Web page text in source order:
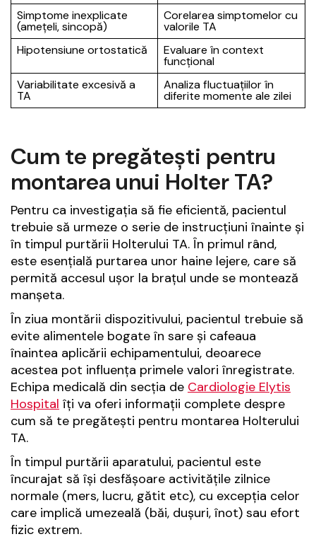
Simptome inexplicate
(amețeli, sincopă)
Corelarea simptomelor cu
valorile TA
Hipotensiune ortostatică
Evaluare în context
funcțional
Variabilitate excesivă a
TA
Analiza fluctuațiilor în
diferite momente ale zilei
Cum te pregătești pentru
montarea unui Holter TA?
Pentru ca investigația să fie eficientă, pacientul
trebuie să urmeze o serie de instrucțiuni înainte și
în timpul purtării Holterului TA. În primul rând,
este esențială purtarea unor haine lejere, care să
permită accesul ușor la brațul unde se montează
manșeta.
În ziua montării dispozitivului, pacientul trebuie să
evite alimentele bogate în sare și cafeaua
înaintea aplicării echipamentului, deoarece
acestea pot influența primele valori înregistrate.
Echipa medicală din secția de Cardiologie Elytis
Hospital îți va oferi informații complete despre
cum să te pregătești pentru montarea Holterului
TA.
În timpul purtării aparatului, pacientul este
încurajat să își desfășoare activitățile zilnice
normale (mers, lucru, gătit etc), cu excepția celor
care implică umezeală (băi, dușuri, înot) sau efort
fizic extrem.